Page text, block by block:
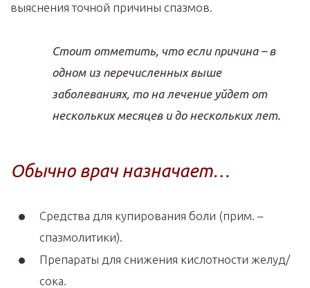
выяснения точной причины спазмов.
Стоит отметить, что если причина – в
одном из перечисленных выше
заболеваниях, то на лечение уйдет от
нескольких месяцев и до нескольких лет.
Обычно врач назначает…
Средства для купирования боли (прим. –
спазмолитики).
Препараты для снижения кислотности желуд/
сока.